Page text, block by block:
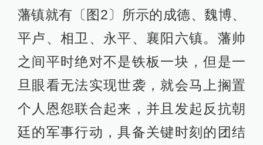
藩镇就有〔图2〕所示的成德、魏博、
平卢、相卫、永平、襄阳六镇。藩帅
之间平时绝对不是铁板一块，但是一
旦眼看无法实现世袭，就会马上搁置
个人恩怨联合起来，并且发起反抗朝
廷的军事行动，具备关键时刻的团结